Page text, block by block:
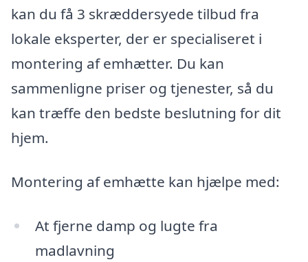
kan du få 3 skræddersyede tilbud fra
lokale eksperter, der er specialiseret i
montering af emhætter. Du kan
sammenligne priser og tjenester, så du
kan træffe den bedste beslutning for dit
hjem.
Montering af emhætte kan hjælpe med:
At fjerne damp og lugte fra
madlavning